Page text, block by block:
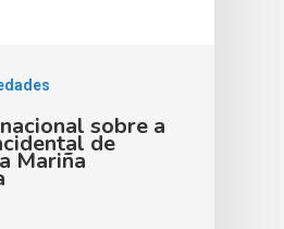
sobre a
de
Mariña